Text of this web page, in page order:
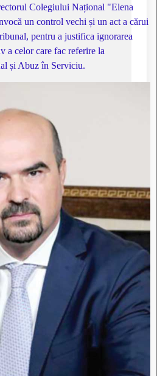
Colegiului Național "Elena
un control vechi și un act a cărui
pentru a justifica ignorarea
a celor care fac referire la
și Abuz în Serviciu.